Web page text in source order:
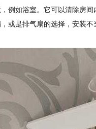
例如浴室。它可以清除房
或是排气扇的选择，安装